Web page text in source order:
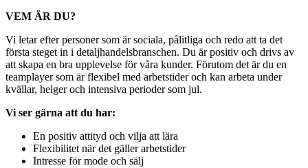
VEM ÄR DU?
Vi letar efter personer som är sociala, pålitliga och redo att ta det
första steget in i detaljhandelsbranschen. Du är positiv och drivs av
att skapa en bra upplevelse för våra kunder. Förutom det är du en
teamplayer som är flexibel med arbetstider och kan arbeta under
kvällar, helger och intensiva perioder som jul.
Vi ser gärna att du har:
En positiv attityd och vilja att lära
Flexibilitet när det gäller arbetstider
Intresse för mode och sälj